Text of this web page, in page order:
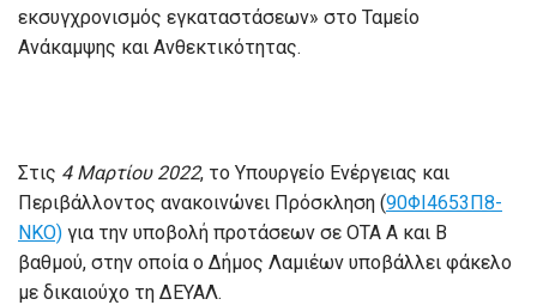
εκσυγχρονισμός εγκαταστάσεων» στο Ταμείο
Ανάκαμψης και Ανθεκτικότητας.
Στις 4 Μαρτίου 2022, το Υπουργείο Ενέργειας και
Περιβάλλοντος ανακοινώνει Πρόσκληση (90ΦΙ4653Π8-
ΝΚΟ) για την υποβολή προτάσεων σε ΟΤΑ Α και Β
βαθμού, στην οποία ο Δήμος Λαμιέων υποβάλλει φάκελο
με δικαιούχο τη ΔΕΥΑΛ.